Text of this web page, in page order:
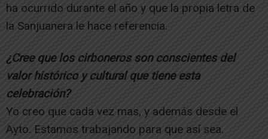
ha ocurrido durante el año y que la propia letra de
la Sanjuanera le hace referencia.
¿Cree que los cirboneros son conscientes del
valor histórico y cultural que tiene esta
celebración?
Yo creo que cada vez mas, y además desde el
Ayto. Estamos trabajando para que así sea.